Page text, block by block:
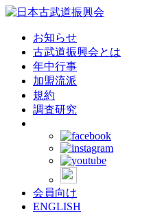
お知らせ
古武道振興会とは
年中行事
加盟流派
規約
調査研究
会員向け
ENGLISH